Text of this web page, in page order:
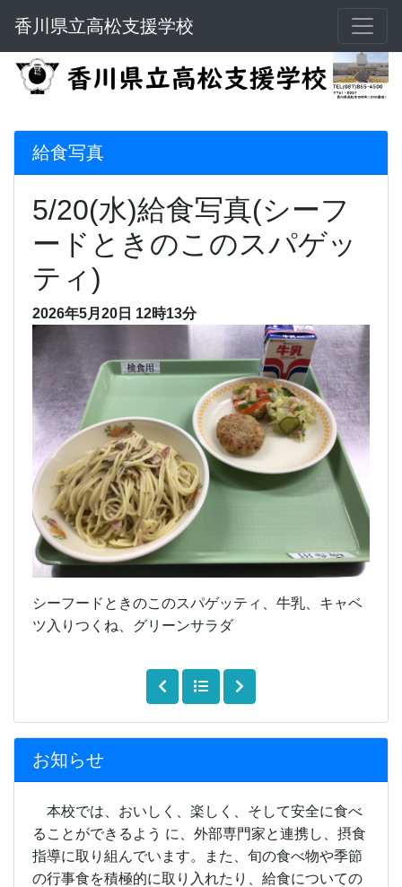
香川県立高松支援学校
給食写真
5/20(水)給食写真(シーフ
ードときのこのスパゲッ
ティ)
2026年5月20日 12時13分
シーフードときのこのスパゲッティ、牛乳、キャベ
ツ入りつくね、グリーンサラダ
お知らせ
本校では、おいしく、楽しく、そして安全に食べ
ることができるよう に、外部専門家と連携し、摂食
指導に取り組んでいます。また、旬の食べ物や季節
の行事食を積極的に取り入れたり、給食についての